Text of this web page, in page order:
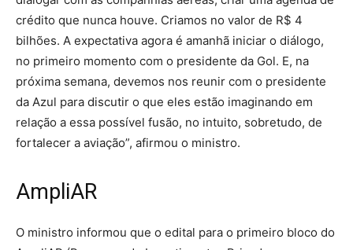
crédito que nunca houve. Criamos no valor de R$ 4
bilhões. A expectativa agora é amanhã iniciar o diálogo,
no primeiro momento com o presidente da Gol. E, na
próxima semana, devemos nos reunir com o presidente
da Azul para discutir o que eles estão imaginando em
relação a essa possível fusão, no intuito, sobretudo, de
fortalecer a aviação”, afirmou o ministro.
AmpliAR
O ministro informou que o edital para o primeiro bloco do